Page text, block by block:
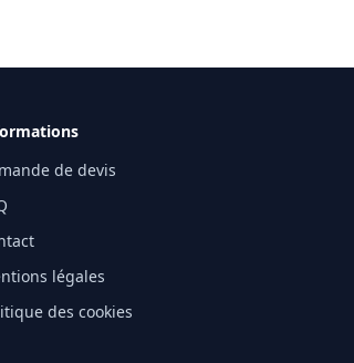
de devis
légales
des cookies